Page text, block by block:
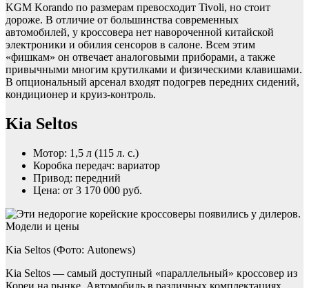
KGM Korando по размерам превосходит Tivoli, но стоит
дороже. В отличие от большинства современных
автомобилей, у кроссовера нет навороченной китайской
электроники и обилия сенсоров в салоне. Всем этим
«фишкам» он отвечает аналоговыми приборами, а также
привычными многим крутилками и физическими клавишами.
В опциональный арсенал входят подогрев передних сидений,
кондиционер и круиз-контроль.
Kia Seltos
Мотор: 1,5 л (115 л. с.)
Коробка передач: вариатор
Привод: передний
Цена: от 3 170 000 руб.
Kia Seltos (Фото: Autonews)
Kia Seltos — самый доступный «параллельный» кроссовер из
Кореи на рынке. Автомобиль в различных комплектациях